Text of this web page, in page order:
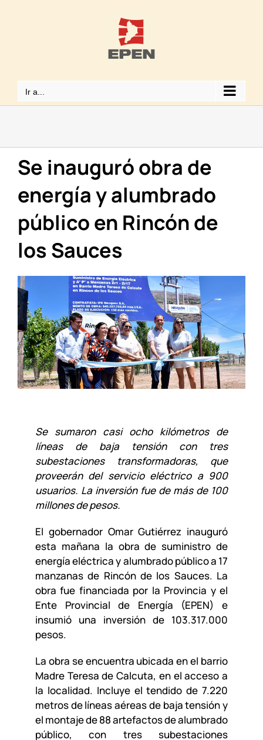
Ir a...
Se inauguró obra de
energía y alumbrado
público en Rincón de
los Sauces
Se sumaron casi ocho kilómetros de
líneas de baja tensión con tres
subestaciones transformadoras, que
proveerán del servicio eléctrico a 900
usuarios. La inversión fue de más de 100
millones de pesos.
El gobernador Omar Gutiérrez inauguró
esta mañana la obra de suministro de
energía eléctrica y alumbrado público a 17
manzanas de Rincón de los Sauces. La
obra fue financiada por la Provincia y el
Ente Provincial de Energía (EPEN) e
insumió una inversión de 103.317.000
pesos.
La obra se encuentra ubicada en el barrio
Madre Teresa de Calcuta, en el acceso a
la localidad. Incluye el tendido de 7.220
metros de líneas aéreas de baja tensión y
el montaje de 88 artefactos de alumbrado
público, con tres subestaciones